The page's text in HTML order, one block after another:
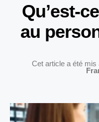
Qu’est-
au
Cet article a été mis